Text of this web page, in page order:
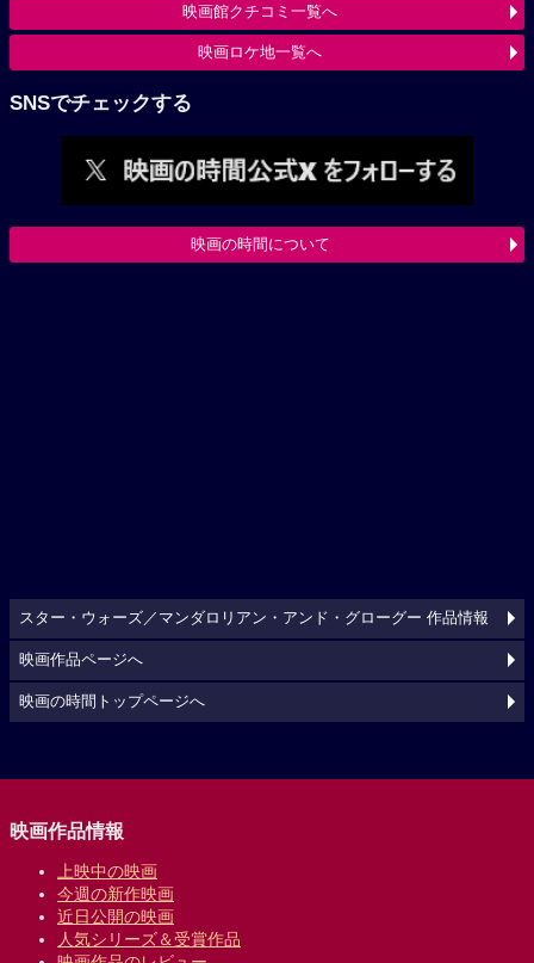
映画館クチコミ一覧へ
映画ロケ地一覧へ
SNSでチェックする
映画の時間について
スター・ウォーズ／マンダロリアン・アンド・グローグー 作品情報
映画作品ページへ
映画の時間トップページへ
映画作品情報
上映中の映画
今週の新作映画
近日公開の映画
人気シリーズ＆受賞作品